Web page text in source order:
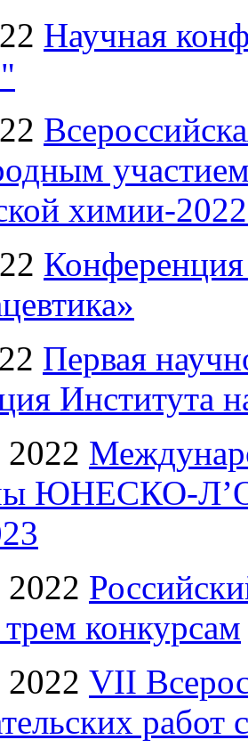
Научная
химии-
Конференция
Первая
Института
2022
ЮНЕСКО-
2022
трем конкурсам
2022 VII
работ